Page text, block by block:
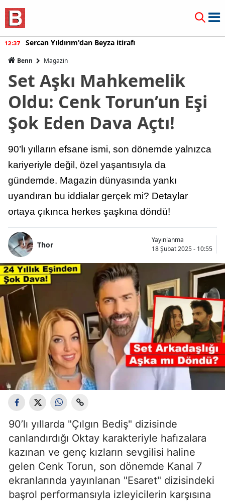
12:37 Sercan Yıldırım'dan Beyza itirafı
Benn Magazin
Set Aşkı Mahkemelik
Oldu: Cenk Torun’un Eşi
Şok Eden Dava Açtı!
90’lı yılların efsane ismi, son dönemde yalnızca
kariyeriyle değil, özel yaşantısıyla da
gündemde. Magazin dünyasında yankı
uyandıran bu iddialar gerçek mi? Detaylar
ortaya çıkınca herkes şaşkına döndü!
Thor
Yayınlanma
18 Şubat 2025 - 10:55
90’lı yıllarda "Çılgın Bediş" dizisinde
canlandırdığı Oktay karakteriyle hafızalara
kazınan ve genç kızların sevgilisi haline
gelen Cenk Torun, son dönemde Kanal 7
ekranlarında yayınlanan "Esaret" dizisindeki
başrol performansıyla izleyicilerin karşısına